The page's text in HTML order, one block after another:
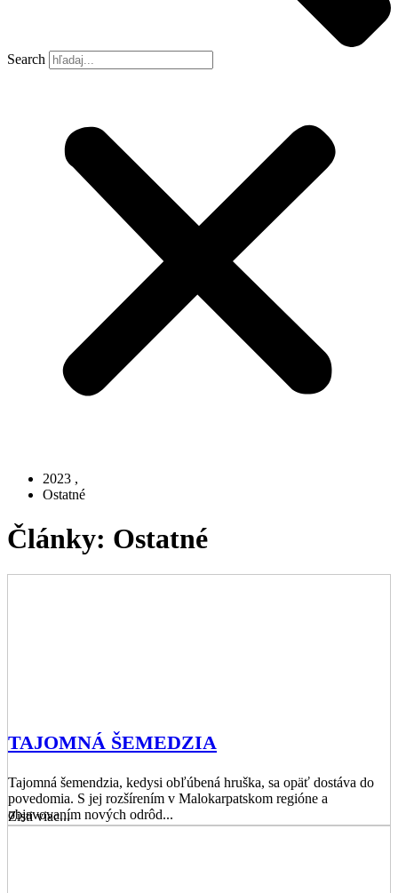
Search
2023 ,
Ostatné
Články: Ostatné
TAJOMNÁ ŠEMEDZIA
Tajomná šemendzia, kedysi obľúbená hruška, sa opäť dostáva do
povedomia. S jej rozšírením v Malokarpatskom regióne a
objavovaním nových odrôd...
Zisti viac...